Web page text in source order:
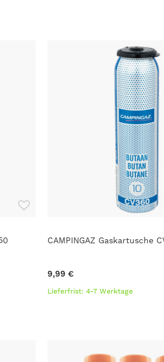
CAMPINGAZ Gaskartusche
9,99 €
Lieferfrist: 4-7 Werktage